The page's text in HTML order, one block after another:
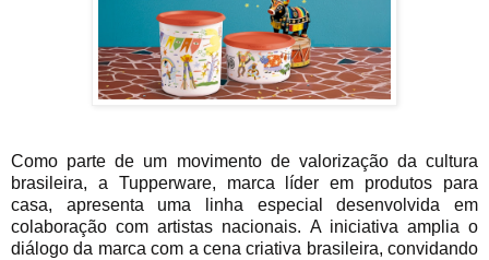
Como parte de um movimento de valorização da cultura
brasileira, a Tupperware, marca líder em produtos para
casa, apresenta uma linha especial desenvolvida em
colaboração com artistas nacionais. A iniciativa amplia o
diálogo da marca com a cena criativa brasileira, convidando